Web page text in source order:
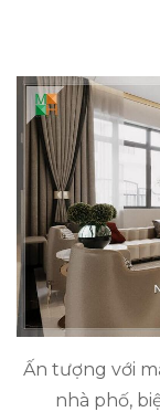
Ấn tượng với
nhà phố,